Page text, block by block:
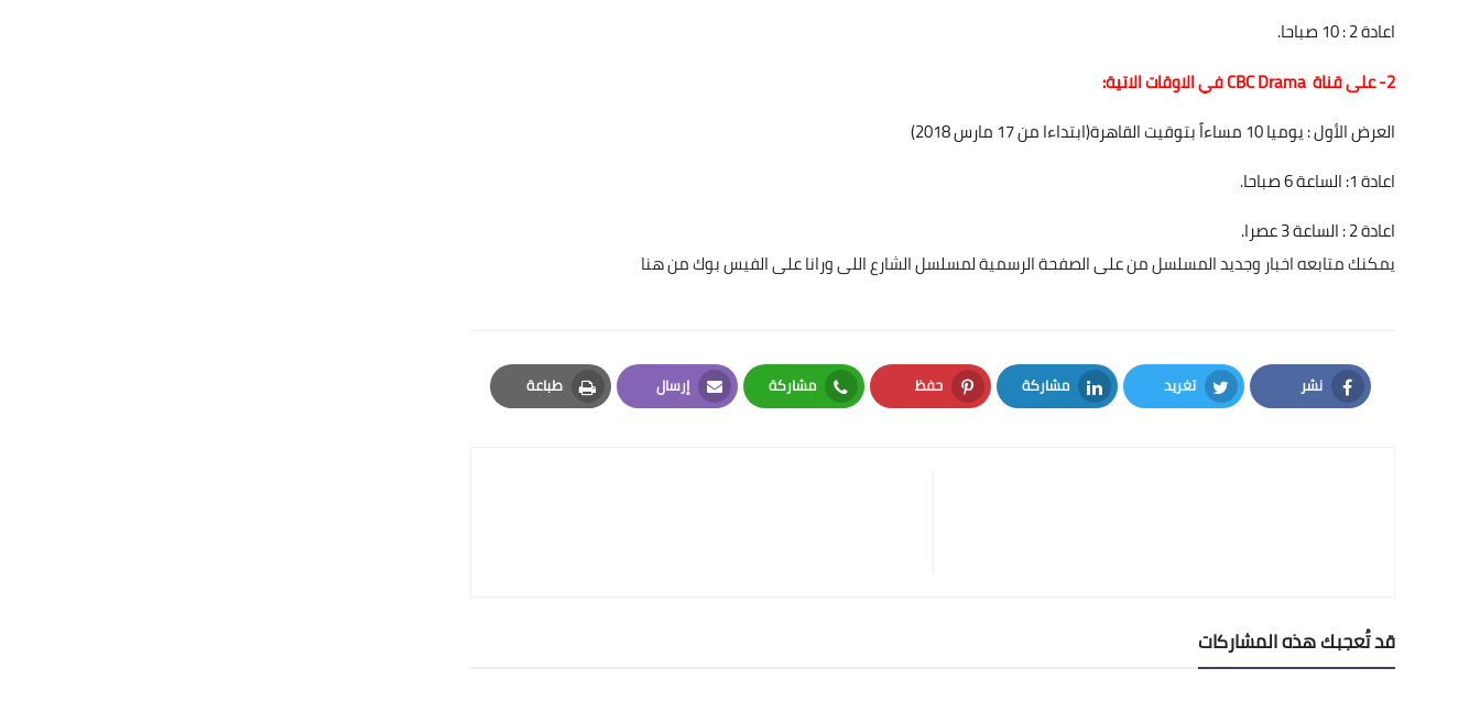
اعادة 2 : 10 صباحا.
2- على قناة CBC Drama في الاوقات الاتية:
العرض الأول : يوميا 10 مساءاً بتوقيت القاهرة(ابتداءا من 17 مارس 2018)
اعادة 1: الساعة 6 صباحا.
اعادة 2 : الساعة 3 عصرا.
يمكنك متابعه اخبار وجديد المسلسل من على الصفحة الرسمية لمسلسل الشارع اللى ورانا على الفيس بوكمن هنا
نشر
Facebook
تغريد
Twitter
مشاركة
LinkedIn
حفظ
Pinterest
مشاركة
Whatsapp
إرسال
Email
طباعة
Print
قد تُعجبك هذه المشاركات